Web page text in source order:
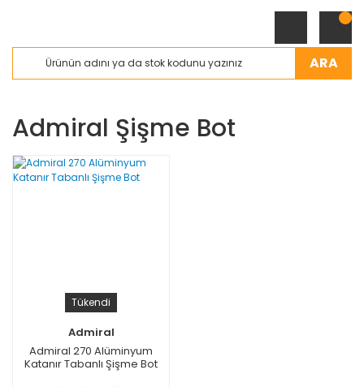
ARA
Admiral Şişme Bot
Tükendi
Admiral
Admiral 270 Alüminyum
Katanır Tabanlı Şişme Bot